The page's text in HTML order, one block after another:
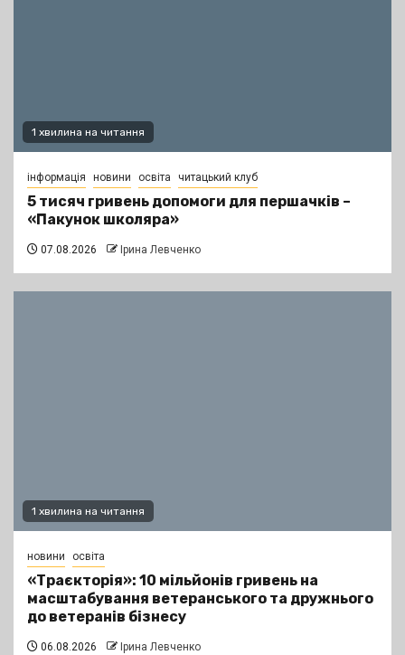
1 хвилина на читання
інформація новини освіта читацький клуб
5 тисяч гривень допомоги для першачків –
«Пакунок школяра»
07.08.2026 Ірина Левченко
1 хвилина на читання
новини освіта
«Траєкторія»: 10 мільйонів гривень на
масштабування ветеранського та дружнього
до ветеранів бізнесу
06.08.2026 Ірина Левченко